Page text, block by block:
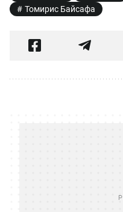
Томирис Байсафа